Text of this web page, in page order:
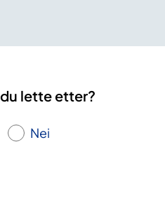
lette etter?
Nei